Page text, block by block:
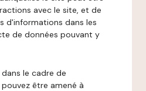
avec le site, et de
d'informations dans les
de données pouvant y
le cadre de
être amené à